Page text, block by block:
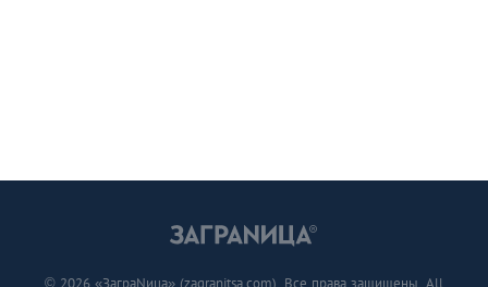
© 2026 «ЗаграNица» (zagranitsa.com). Все права защищены. All